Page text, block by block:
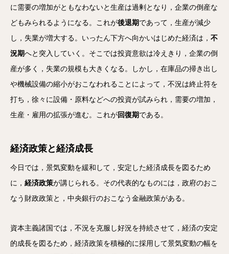
に需要の増加がともなわないと生産は過剰となり，企業の倒産な
どもみられるようになる。これが後退期 であって，生産が減少
し，失業が増大する。いったん下方へ向かいはじめた経済は， 不
況期へと突入していく。そこでは投資意欲は冷えきり，企業の倒
産が多く，失業の規模も大きくなる。しかし，在庫品の掃き出し
や機械設備の縮小がおこなわれることによって，不況は終止符を
打ち，徐々に設備・原料などへの投資が試みられ，需要の増加，
生産・雇用の拡張が進む。これが 回復期 である。
経済政策と経済成長
今日では，景気変動を緩和して，安定した経済成長を図るため
に， 経済政策が講じられる。その代表的なものには，政府のおこ
なう財政政策と，中央銀行のおこなう金融政策がある。
資本主義諸国では，不況を克服し好況を持続させて，経済の安定
的成長を図るため，経済政策を積極的に採用して景気変動の幅を